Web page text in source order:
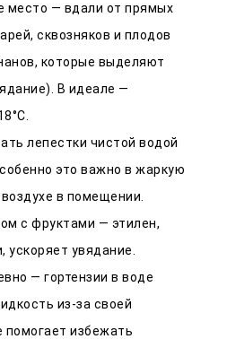
место — вдали от прямых
сквозняков и плодов
которые выделяют
В идеале —
лепестки чистой водой
это важно в жаркую
в помещении.
с фруктами — этилен,
увядание.
— гортензии в воде
из-за своей
помогает избежать